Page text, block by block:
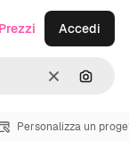
CancellaCerca
Prezzi Accedi
Personalizza un